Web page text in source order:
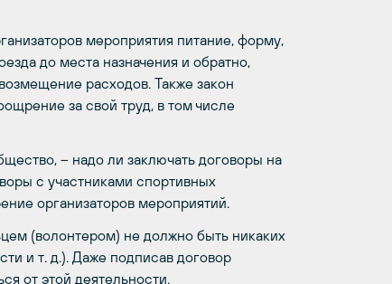
мероприятия питание, форму,
до места назначения и обратно,
расходов. Также закон
за свой труд, в том числе
– надо ли заключать договоры на
с участниками спортивных
организаторов мероприятий.
(волонтером) не должно быть никаких
и т. д.). Даже подписав договор
от этой деятельности.